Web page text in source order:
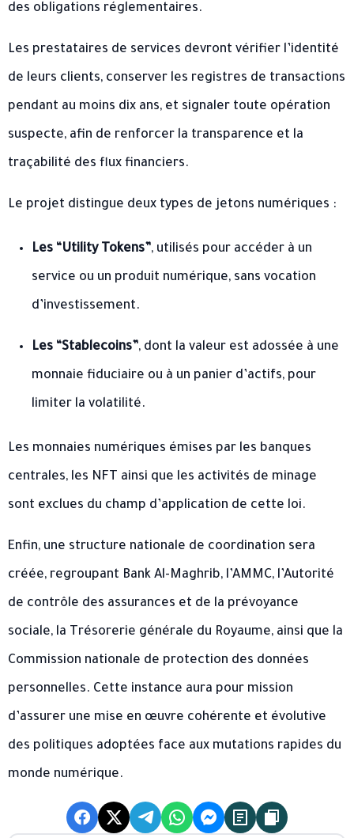
des obligations réglementaires.
Les prestataires de services devront vérifier l’identité
de leurs clients, conserver les registres de transactions
pendant au moins dix ans, et signaler toute opération
suspecte, afin de renforcer la transparence et la
traçabilité des flux financiers.
Le projet distingue deux types de jetons numériques :
Les “Utility Tokens”, utilisés pour accéder à un
service ou un produit numérique, sans vocation
d’investissement.
Les “Stablecoins”, dont la valeur est adossée à une
monnaie fiduciaire ou à un panier d’actifs, pour
limiter la volatilité.
Les monnaies numériques émises par les banques
centrales, les NFT ainsi que les activités de minage
sont exclues du champ d’application de cette loi.
Enfin, une structure nationale de coordination sera
créée, regroupant Bank Al-Maghrib, l’AMMC, l’Autorité
de contrôle des assurances et de la prévoyance
sociale, la Trésorerie générale du Royaume, ainsi que la
Commission nationale de protection des données
personnelles. Cette instance aura pour mission
d’assurer une mise en œuvre cohérente et évolutive
des politiques adoptées face aux mutations rapides du
monde numérique.